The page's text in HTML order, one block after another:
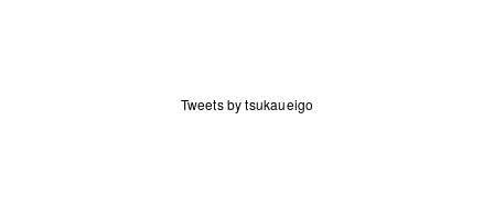
Tweets by tsukaueigo